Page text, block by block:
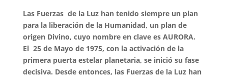
Las Fuerzas de la Luz han tenido siempre un plan
para la liberación de la Humanidad, un plan de
origen Divino, cuyo nombre en clave es AURORA.
El 25 de Mayo de 1975, con la activación de la
primera puerta estelar planetaria, se inició su fase
decisiva. Desde entonces, las Fuerzas de la Luz han